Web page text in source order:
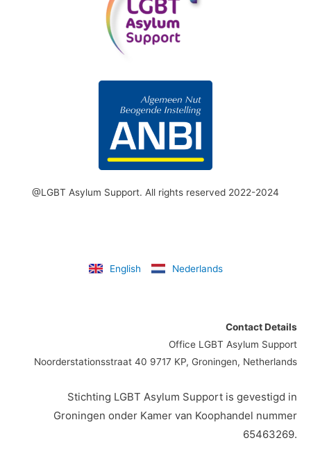
@LGBT Asylum Support. All rights reserved 2022-2024
English Nederlands
Contact Details
Office LGBT Asylum Support
Noorderstationsstraat 40 9717 KP, Groningen, Netherlands
Stichting LGBT Asylum Support is gevestigd in
Groningen onder Kamer van Koophandel nummer
65463269.